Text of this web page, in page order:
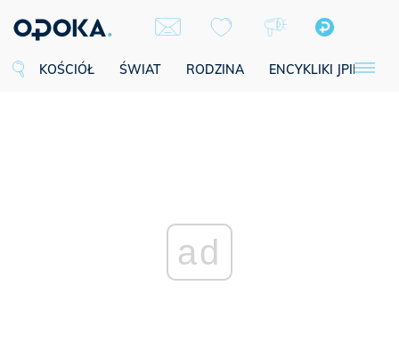
KOŚCIÓŁ ŚWIAT RODZINA ENCYKLIKI JPII
ad